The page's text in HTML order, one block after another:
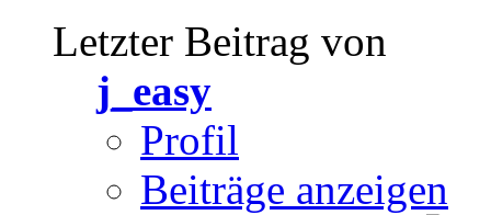
Letzter Beitrag von
j_easy
Profil
Beiträge anzeigen